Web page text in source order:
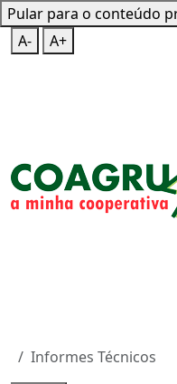
Pular para o conteúdo
Mapa do SiteTeclas de
A-
A+
Informes Técnicos